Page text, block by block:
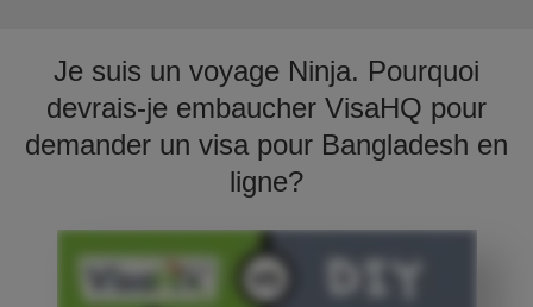
Je suis un voyage Ninja. Pourquoi
devrais-je embaucher VisaHQ pour
demander un visa pour Bangladesh en
ligne?